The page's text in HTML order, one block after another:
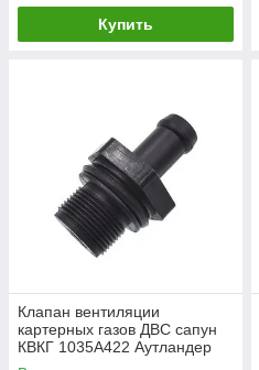
Купить
Клапан вентиляции
картерных газов ДВС сапун
КВКГ 1035A422 Аутландер
Outlander XL 6B31 4G69